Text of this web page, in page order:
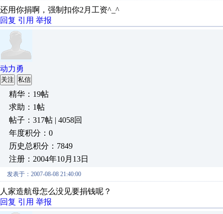
还用你捐啊，强制扣你2月工资^_^
回复 引用 举报
动力勇
关注 私信
精华：19帖
求助：1帖
帖子：317帖 | 4058回
年度积分：0
历史总积分：7849
注册：2004年10月13日
发表于：2007-08-08 21:40:00
人家造航母怎么没见要捐钱呢？
回复 引用 举报